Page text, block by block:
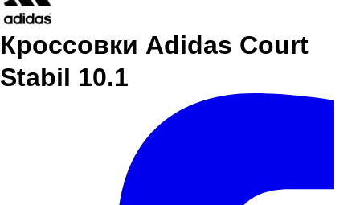
Кроссовки Adidas Court
Stabil 10.1